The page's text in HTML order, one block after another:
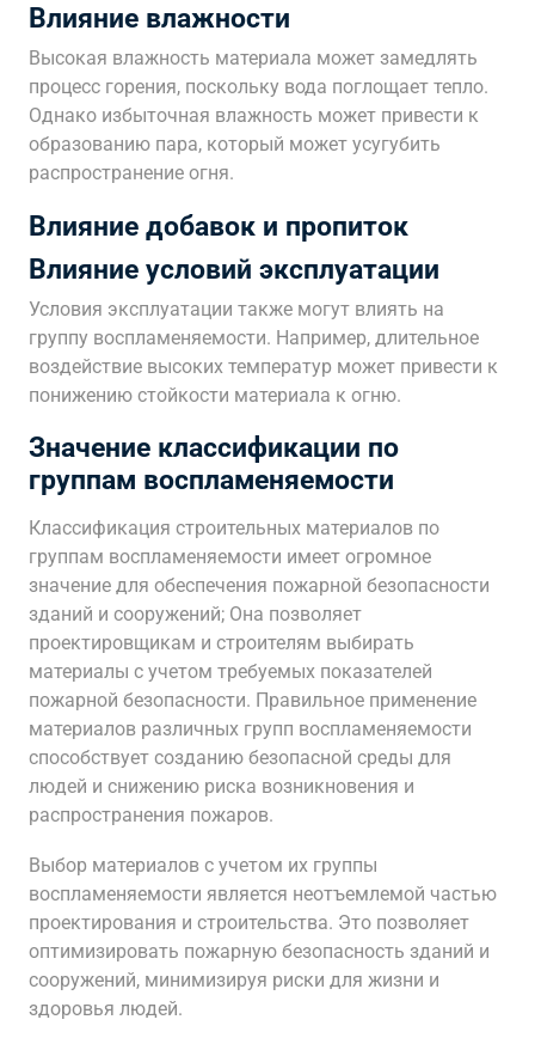
Влияние влажности
Высокая влажность материала может замедлять
процесс горения, поскольку вода поглощает тепло.
Однако избыточная влажность может привести к
образованию пара, который может усугубить
распространение огня.
Влияние добавок и пропиток
Влияние условий эксплуатации
Условия эксплуатации также могут влиять на
группу воспламеняемости. Например, длительное
воздействие высоких температур может привести к
понижению стойкости материала к огню.
Значение классификации по
группам воспламеняемости
Классификация строительных материалов по
группам воспламеняемости имеет огромное
значение для обеспечения пожарной безопасности
зданий и сооружений; Она позволяет
проектировщикам и строителям выбирать
материалы с учетом требуемых показателей
пожарной безопасности. Правильное применение
материалов различных групп воспламеняемости
способствует созданию безопасной среды для
людей и снижению риска возникновения и
распространения пожаров.
Выбор материалов с учетом их группы
воспламеняемости является неотъемлемой частью
проектирования и строительства. Это позволяет
оптимизировать пожарную безопасность зданий и
сооружений, минимизируя риски для жизни и
здоровья людей.